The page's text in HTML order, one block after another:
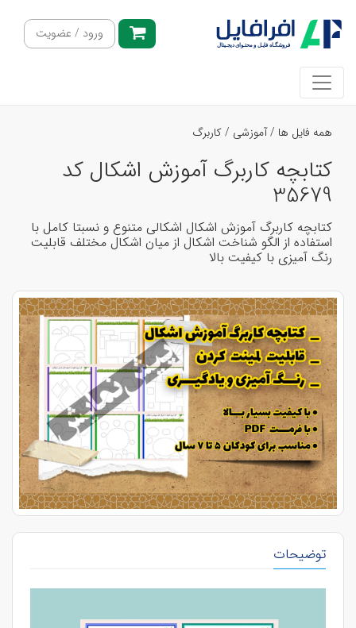
ورود / عضویت
همه فایل ها /آموزشی /کاربرگ
کتابچه کاربرگ آموزش اشکال کد
35679
کتابچه کاربرگ آموزش اشکال اشکالی متنوع و نسبتا کامل با
استفاده از الگو شناخت اشکال از میان اشکال مختلف قابلیت
رنگ آمیزی با کیفیت بالا
توضیحات